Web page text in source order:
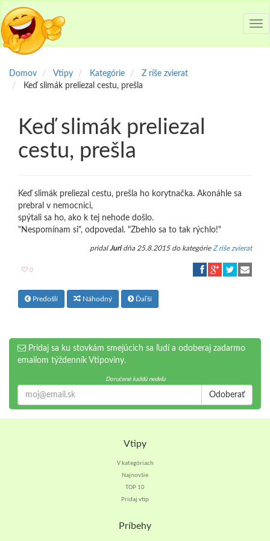
Domov Vtipy Kategórie
Z ríše zvierat
Keď slimák preliezal cestu, prešla
Keď slimák preliezal
cestu, prešla
Keď slimák preliezal cestu, prešla ho korytnačka. Akonáhle sa
prebral v nemocnici,
spýtali sa ho, ako k tej nehode došlo.
"Nespomínam si", odpovedal. "Zbehlo sa to tak rýchlo!"
pridalJuridňa 25.8.2015 do kategórie Z ríše zvierat
0
Predošlí Náhodný Ďaľší
Pridaj sa ku stovkám smejúcich sa ľudí a odoberaj zadarmo
emailom týždenník Vtipoviny.
Doručené každú nedeľu
Odoberať
Vtipy
V kategóriach
Najnovšie
TOP 10
Pridaj vtip
Príbehy